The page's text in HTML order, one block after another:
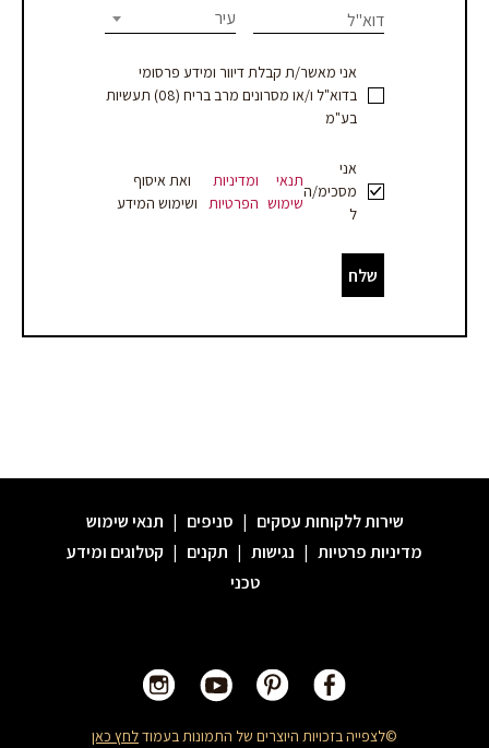
עמוד
מוצר
-
דוא"ל עיר
אני מאשר/ת קבלת דיוור ומידע פרסומי
בדוא"ל ו/או מסרונים מרב בריח (08) תעשיות
בע"מ
אני
מסכימ/ה
ל
תנאי
שימוש
ומדיניות
הפרטיות
ואת איסוף
ושימוש המידע
שלח
this
field
blank.
שירות ללקוחות עסקים | סניפים | תנאי שימוש
מדיניות פרטיות | נגישות | תקנים | קטלוגים ומידע
טכני
©לצפייה בזכויות היוצרים של התמונות בעמודלחץ כאן